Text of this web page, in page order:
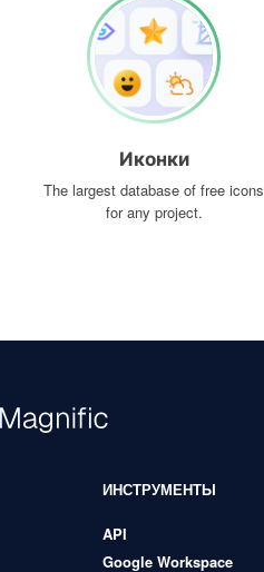
Иконки
The largest database of free icons
for any project.
ИНСТРУМЕНТЫ
API
Google Workspace